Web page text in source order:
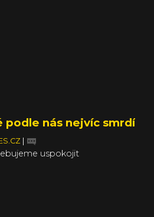
podle nás nejvíc smrdí
uspokojit